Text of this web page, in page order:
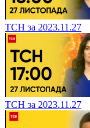
ТСН за 2023.11.27
ТСН за 2023.11.27